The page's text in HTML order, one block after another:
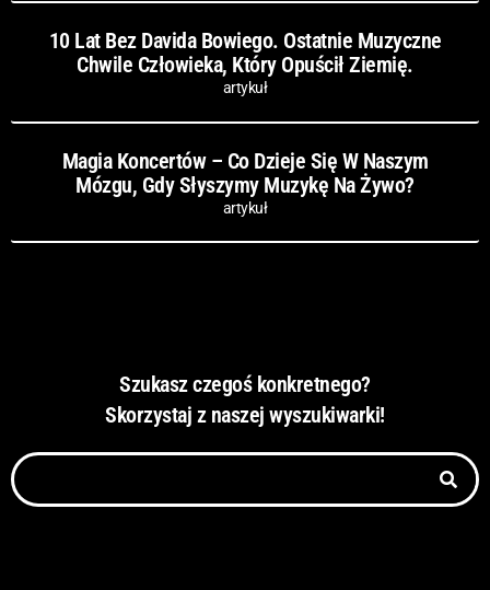
10 Lat Bez Davida Bowiego. Ostatnie Muzyczne
Chwile Człowieka, Który Opuścił Ziemię.
artykuł
Magia Koncertów – Co Dzieje Się W Naszym
Mózgu, Gdy Słyszymy Muzykę Na Żywo?
artykuł
Szukasz czegoś konkretnego?
Skorzystaj z naszej wyszukiwarki!
Szukaj